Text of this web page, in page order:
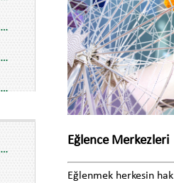
Eğlence Merkezleri
Eğlenmek herkesin